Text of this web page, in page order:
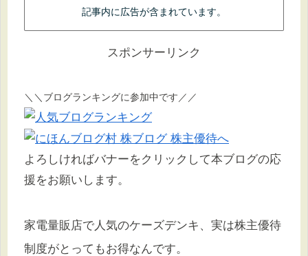
記事内に広告が含まれています。
スポンサーリンク
＼＼ブログランキングに参加中です／／
よろしければバナーをクリックして本ブログの応
援をお願いします。
家電量販店で人気のケーズデンキ、実は株主優待
制度がとってもお得なんです。